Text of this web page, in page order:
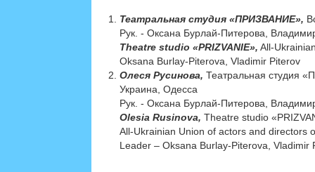
Театральная студия «ПРИЗВАНИЕ»,
Рук. - Оксана Бурлай-Питерова,
Theatre studio «PRIZVANIE», All-
Oksana Burlay-Piterova, Vladimir Piterov
Олеся Русинова, Театральная студия
Украина, Одессa
Рук. - Оксана Бурлай-Питерова,
Olesia Rusinova, Theatre studio
All-Ukrainian Union of actors and directors
Leader – Oksana Burlay-Piterova, Vladimir